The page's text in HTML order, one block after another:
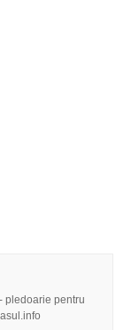
pledoarie pentru